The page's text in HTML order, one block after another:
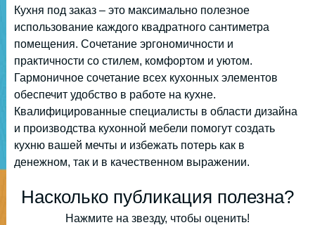
Кухня под заказ – это максимально полезное
использование каждого квадратного сантиметра
помещения. Сочетание эргономичности и
практичности со стилем, комфортом и уютом.
Гармоничное сочетание всех кухонных элементов
обеспечит удобство в работе на кухне.
Квалифицированные специалисты в области дизайна
и производства кухонной мебели помогут создать
кухню вашей мечты и избежать потерь как в
денежном, так и в качественном выражении.
Насколько публикация полезна?
Нажмите на звезду, чтобы оценить!